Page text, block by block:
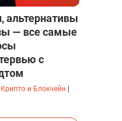
альтернативы
— все самые
с
Крипто и Блокчейн